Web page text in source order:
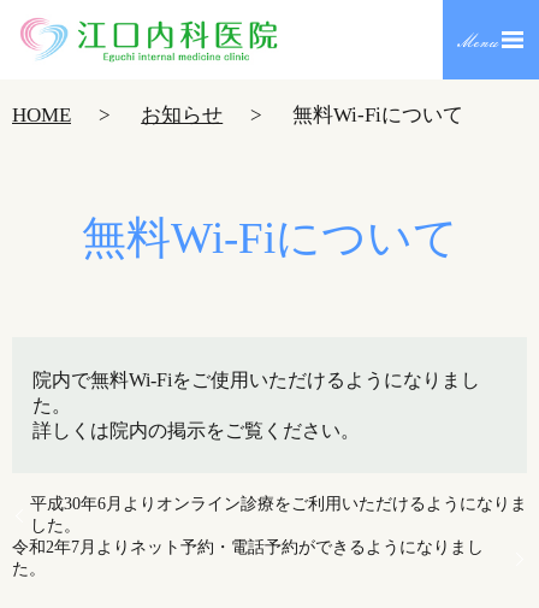
HOME お知らせ 無料Wi-Fiについて
無料Wi-Fiについて
院内で無料Wi-Fiをご使用いただけるようになりまし
た。
詳しくは院内の掲示をご覧ください。
平成30年6月よりオンライン診療をご利用いただけるようになりま
した。
令和2年7月よりネット予約・電話予約ができるようになりまし
た。